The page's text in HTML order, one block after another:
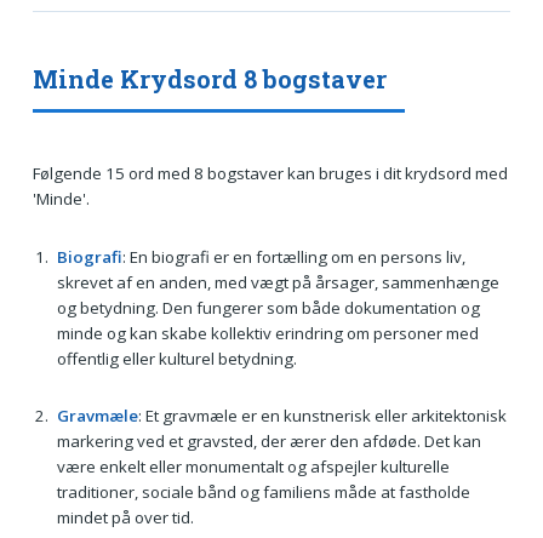
Minde Krydsord 8 bogstaver
Følgende 15 ord med 8 bogstaver kan bruges i dit krydsord med
'Minde'.
Biografi: En biografi er en fortælling om en persons liv,
skrevet af en anden, med vægt på årsager, sammenhænge
og betydning. Den fungerer som både dokumentation og
minde og kan skabe kollektiv erindring om personer med
offentlig eller kulturel betydning.
Gravmæle: Et gravmæle er en kunstnerisk eller arkitektonisk
markering ved et gravsted, der ærer den afdøde. Det kan
være enkelt eller monumentalt og afspejler kulturelle
traditioner, sociale bånd og familiens måde at fastholde
mindet på over tid.